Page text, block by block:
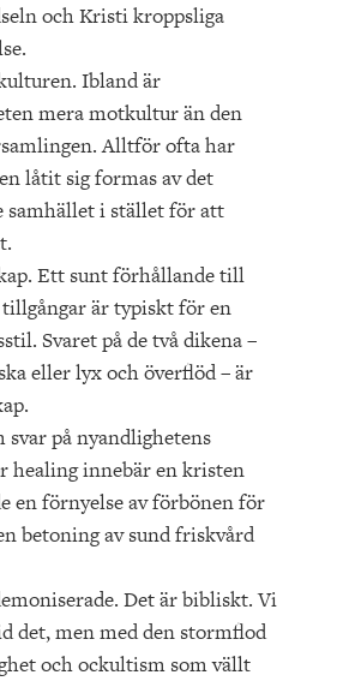
och Kristi kroppsliga
Ibland är
mera motkultur än den
Alltför ofta har
låtit sig formas av det
samhället i stället för att
Ett sunt förhållande till
är typiskt för en
Svaret på de två dikena –
eller lyx och överflöd – är
svar på nyandlighetens
healing innebär en kristen
en förnyelse av förbönen för
betoning av sund friskvård
Det är bibliskt. Vi
det, men med den stormflod
och ockultism som vällt